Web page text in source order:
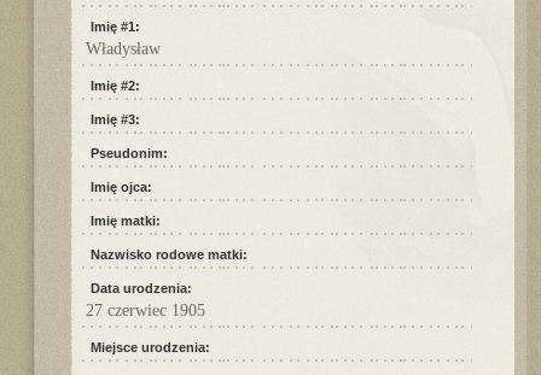
Imię #1:
Władysław
Imię #2:
Imię #3:
Pseudonim:
Imię ojca:
Imię matki:
Nazwisko rodowe matki:
Data urodzenia:
27 czerwiec 1905
Miejsce urodzenia: